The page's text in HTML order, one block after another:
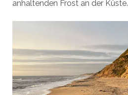
anhaltenden Frost an der Küste.